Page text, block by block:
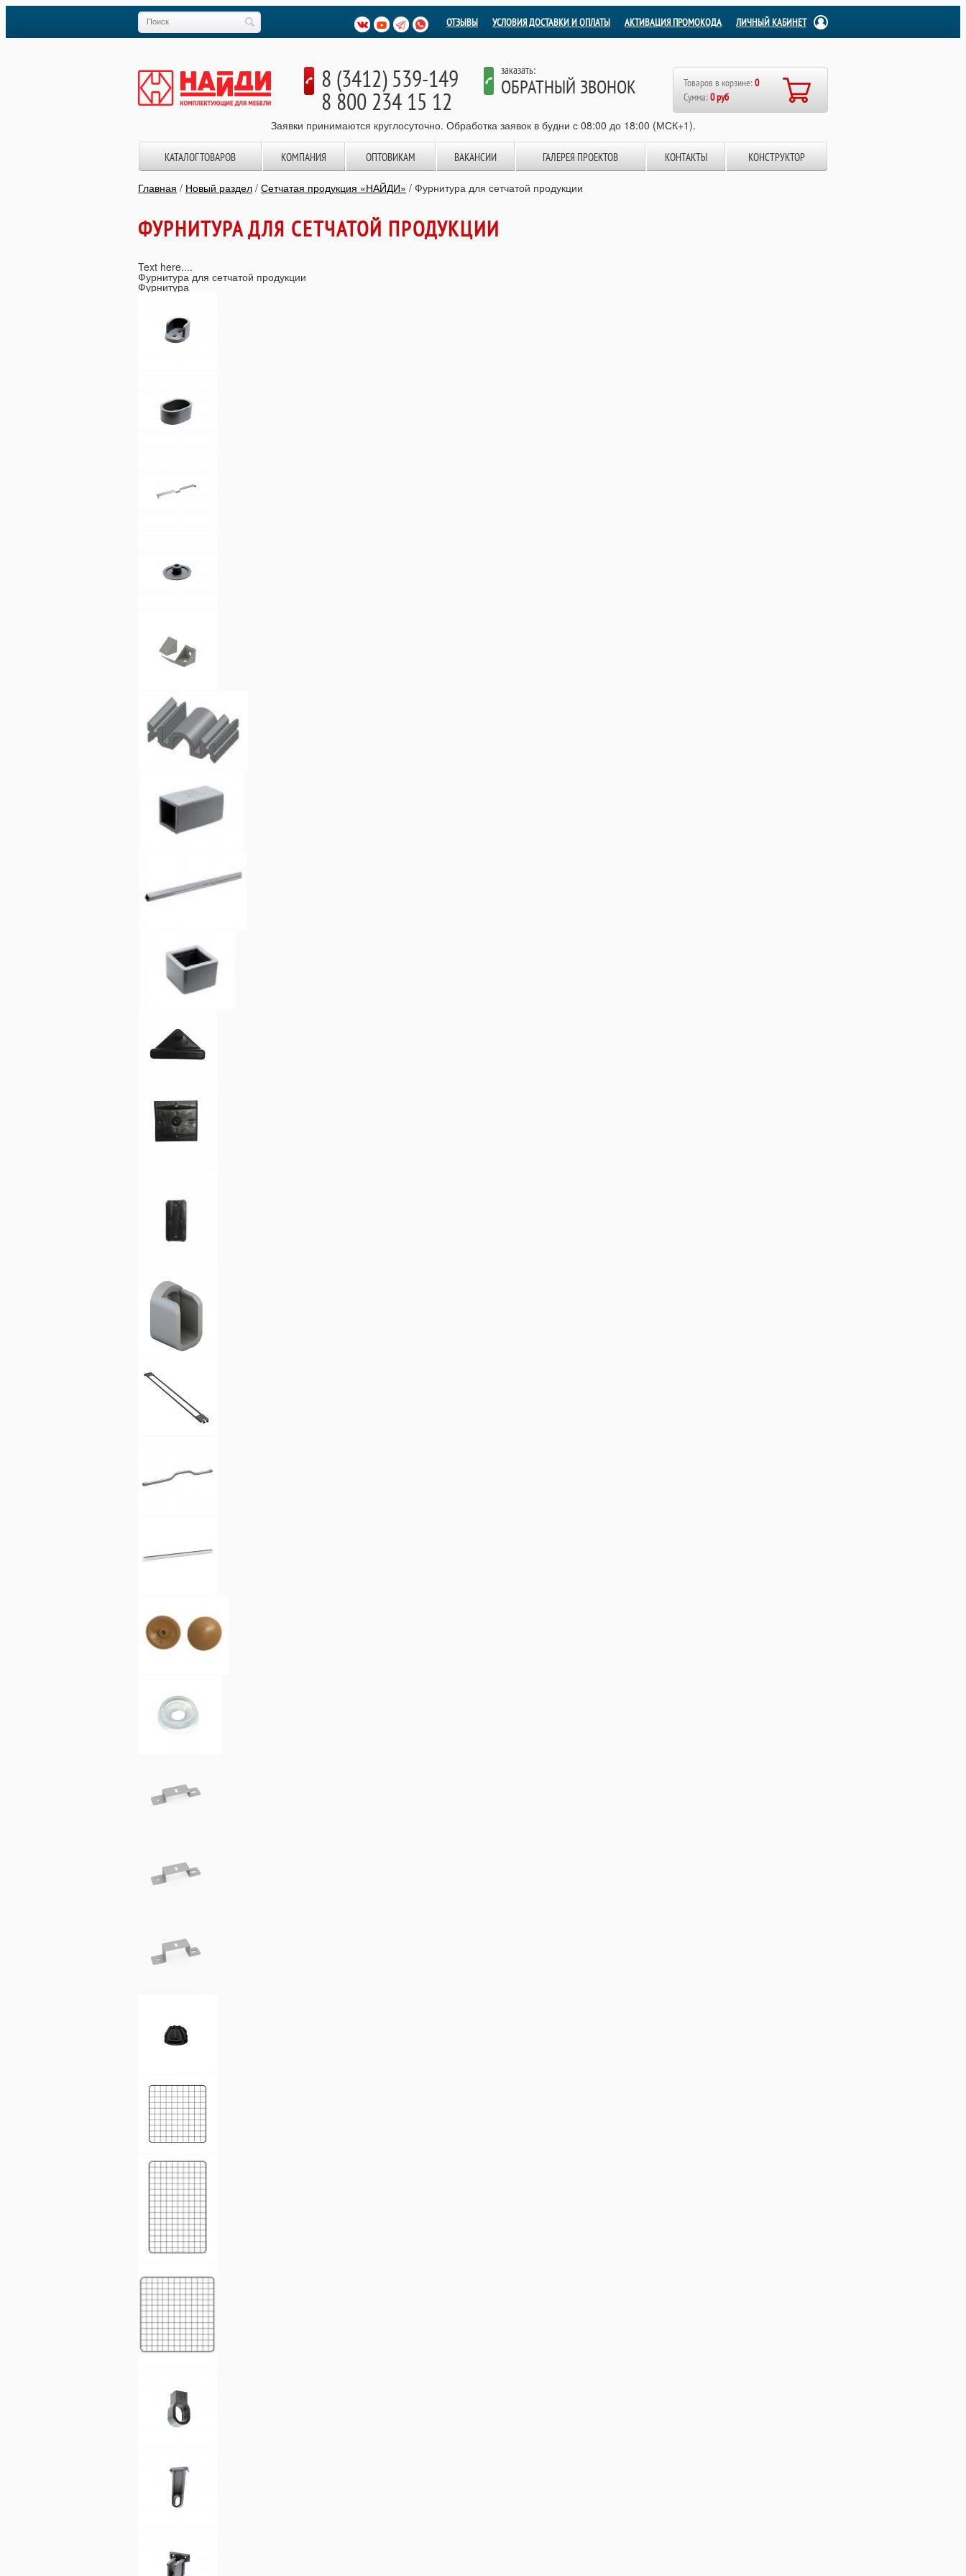
ЛИЧНЫЙ КАБИНЕТ
АКТИВАЦИЯ ПРОМОКОДА
УСЛОВИЯ ДОСТАВКИ И ОПЛАТЫ
ОТЗЫВЫ
8 (3412) 539-149
8 800 234 15 12
заказать:
ОБРАТНЫЙ ЗВОНОК Товаров в корзине:0
Сумма:0 руб
Заявки принимаются круглосуточно. Обработка заявок в будни с 08:00 до 18:00 (МСК+1).
КАТАЛОГ ТОВАРОВ КОМПАНИЯ ОПТОВИКАМ ВАКАНСИИ ГАЛЕРЕЯ ПРОЕКТОВ КОНТАКТЫ КОНСТРУКТОР
Главная / Новый раздел / Сетчатая продукция «НАЙДИ» / Фурнитура для сетчатой продукции
ФУРНИТУРА ДЛЯ СЕТЧАТОЙ ПРОДУКЦИИ
Text here....
Фурнитура для сетчатой продукции
Фурнитура